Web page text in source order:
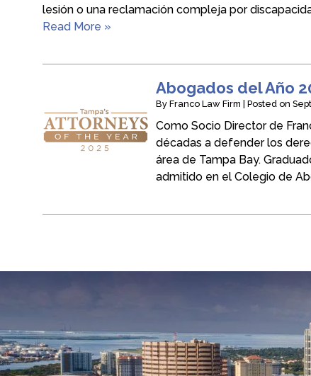
lesión o una reclamación compleja por
Read More »
Abogados del Año
By Franco Law Firm Posted on
Como Socio Director de
décadas a defender los
área de Tampa Bay.
admitido en el Colegio de